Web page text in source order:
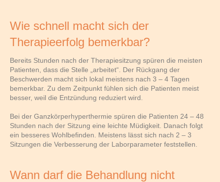
Wie schnell macht sich der
Therapieerfolg bemerkbar?
Bereits Stunden nach der Therapiesitzung spüren die meisten
Patienten, dass die Stelle „arbeitet“. Der Rückgang der
Beschwerden macht sich lokal meistens nach 3 – 4 Tagen
bemerkbar. Zu dem Zeitpunkt fühlen sich die Patienten meist
besser, weil die Entzündung reduziert wird.
Bei der Ganzkörperhyperthermie spüren die Patienten 24 – 48
Stunden nach der Sitzung eine leichte Müdigkeit. Danach folgt
ein besseres Wohlbefinden. Meistens lässt sich nach 2 – 3
Sitzungen die Verbesserung der Laborparameter feststellen.
Wann darf die Behandlung nicht